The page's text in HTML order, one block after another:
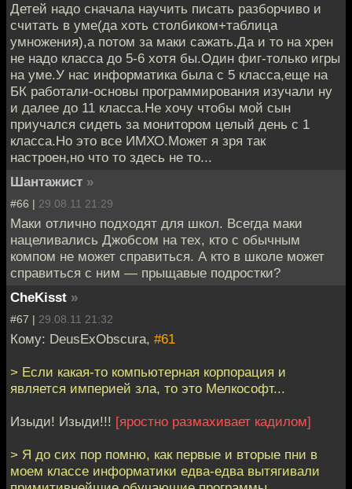
Детей надо сначала научить писать разборчиво и
считать в уме(да хоть столбиком+таблица
умножения),а потом за маки сажать.Да и то на хрен
не надо класса до 5-6 хотя бы.Один фиг-только игры
на уме.У нас информатика была с 5 класса,еще на
БК работали-основы программирования изучали ну
и далее до 11 класса.Не хочу чтобы мой сын
приучался сидеть за монитором целый день с 1
класса.Но это все ИМХО.Может я зря так
настроен,но что то здесь не то...
Шантажист »
#66 | 29.08.11 21:29
Маки отлично подходят для школ. Всегда маки
нацеливались Джобсом на тех, кто с обычным
компом не может справиться. А кто в школе может
справиться с ним — прыщавые подростки?
CheKisst »
#67 | 29.08.11 21:32
Кому: DeusExObscura, #61
> Если какая-то компьютерная корпорация и
является империей зла, то это Мелкософт...
Изыди! Изыди!!! [яростно размахивает кадилом]
> Я до сих пор помню, как первые и вторые пни в
моем классе информатики едва-едва вытягивали